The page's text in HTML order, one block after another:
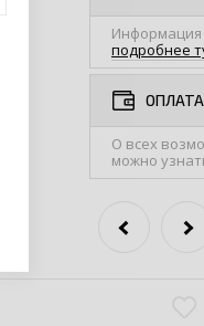
Информация
подробнее
О всех
можно